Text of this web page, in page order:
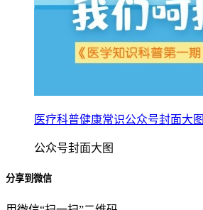
医疗科普健康常识公众号封面大图
公众号封面大图
分享到微信